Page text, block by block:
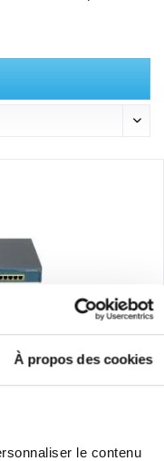
À propos des cookies
le contenu
24